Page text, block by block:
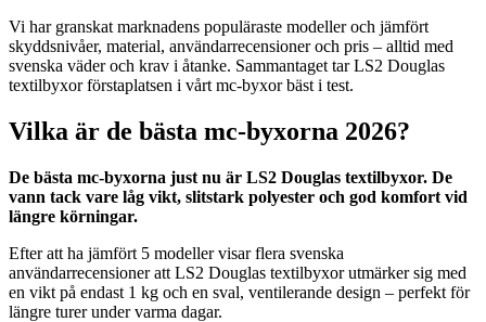
Vi har granskat marknadens populäraste modeller och jämfört
skyddsnivåer, material, användarrecensioner och pris – alltid med
svenska väder och krav i åtanke. Sammantaget tar LS2 Douglas
textilbyxor förstaplatsen i vårt mc-byxor bäst i test.
Vilka är de bästa mc-byxorna 2026?
De bästa mc-byxorna just nu är LS2 Douglas textilbyxor. De
vann tack vare låg vikt, slitstark polyester och god komfort vid
längre körningar.
Efter att ha jämfört 5 modeller visar flera svenska
användarrecensioner att LS2 Douglas textilbyxor utmärker sig med
en vikt på endast 1 kg och en sval, ventilerande design – perfekt för
längre turer under varma dagar.